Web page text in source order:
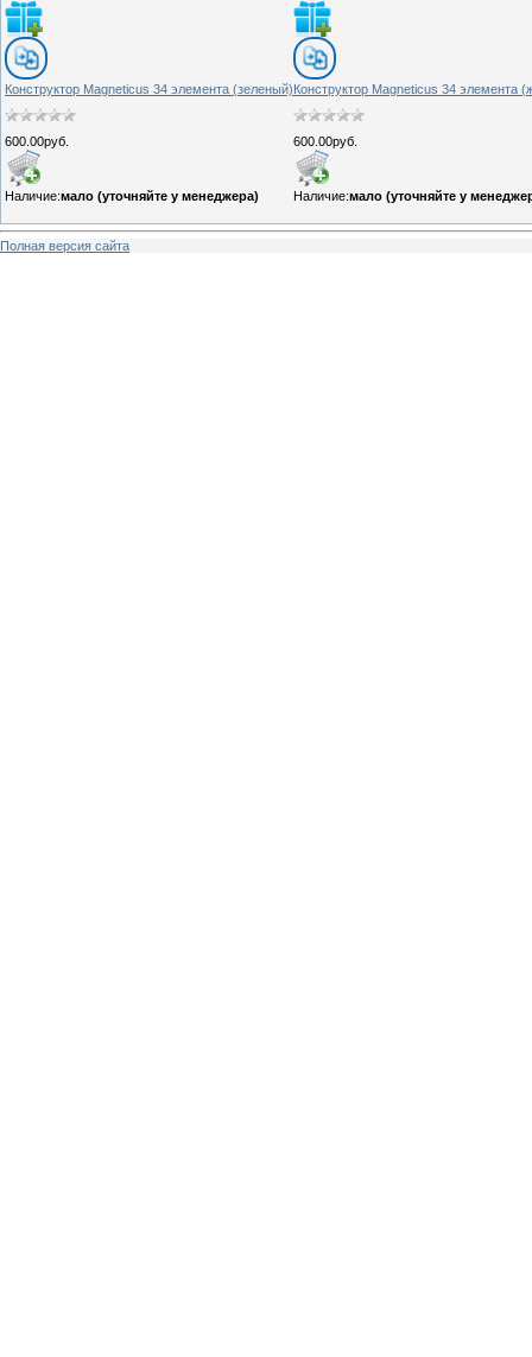
Конструктор Magneticus 34 элемента (зеленый)
600.00руб.
Наличие:мало (уточняйте у менеджера)
Конструктор Magneticus 34 элемента
600.00руб.
Наличие:мало (уточняйте у
Полная версия сайта